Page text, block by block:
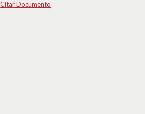
Citar Documento